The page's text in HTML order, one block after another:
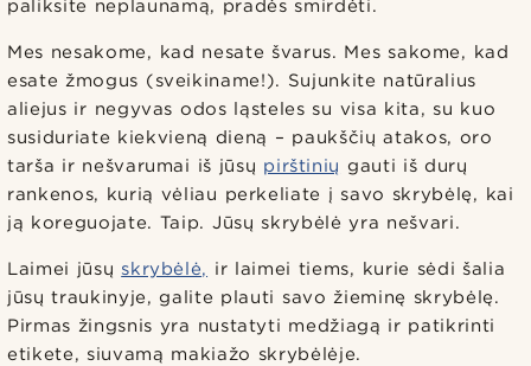
paliksite neplaunamą, pradės smirdėti.
Mes nesakome, kad nesate švarus. Mes sakome, kad
esate žmogus (sveikiname!). Sujunkite natūralius
aliejus ir negyvas odos ląsteles su visa kita, su kuo
susiduriate kiekvieną dieną – paukščių atakos, oro
tarša ir nešvarumai iš jūsų pirštinių gauti iš durų
rankenos, kurią vėliau perkeliate į savo skrybėlę, kai
ją koreguojate. Taip. Jūsų skrybėlė yra nešvari.
Laimei jūsų skrybėlė, ir laimei tiems, kurie sėdi šalia
jūsų traukinyje, galite plauti savo žieminę skrybėlę.
Pirmas žingsnis yra nustatyti medžiagą ir patikrinti
etikete, siuvamą makiažo skrybėlėje.